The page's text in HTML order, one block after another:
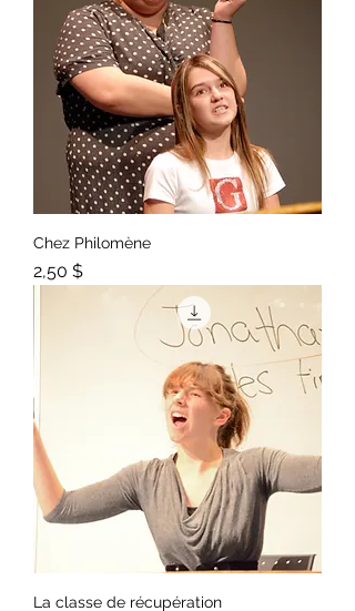
Chez Philomène
Prix
2,50 $
La classe de récupération